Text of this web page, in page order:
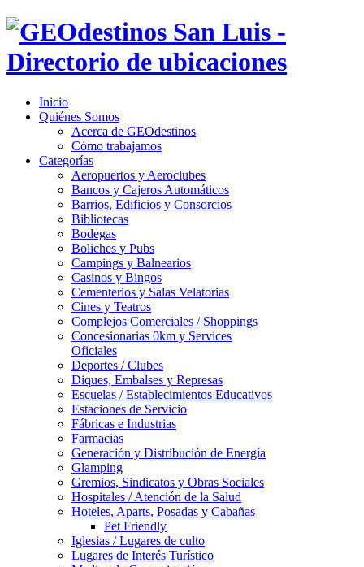
Inicio
Quiénes Somos
Acerca de GEOdestinos
Cómo trabajamos
Categorías
Aeropuertos y Aeroclubes
Bancos y Cajeros Automáticos
Barrios, Edificios y Consorcios
Bibliotecas
Bodegas
Boliches y Pubs
Campings y Balnearios
Casinos y Bingos
Cementerios y Salas Velatorias
Cines y Teatros
Complejos Comerciales / Shoppings
Concesionarias 0km y Services
Oficiales
Deportes / Clubes
Diques, Embalses y Represas
Escuelas / Establecimientos Educativos
Estaciones de Servicio
Fábricas e Industrias
Farmacias
Generación y Distribución de Energía
Glamping
Gremios, Sindicatos y Obras Sociales
Hospitales / Atención de la Salud
Hoteles, Aparts, Posadas y Cabañas
Pet Friendly
Iglesias / Lugares de culto
Lugares de Interés Turístico